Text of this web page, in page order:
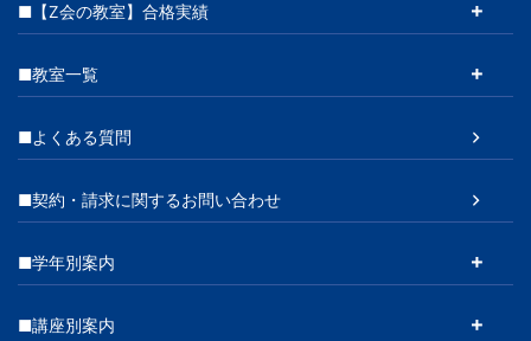
■【Z会の教室】合格実績
■教室一覧
■よくある質問
■契約・請求に関するお問い合わせ
■学年別案内
■講座別案内